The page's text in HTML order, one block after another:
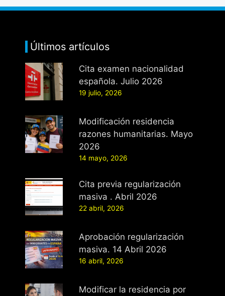
Últimos artículos
Cita examen nacionalidad
española. Julio 2026
19 julio, 2026
Modificación residencia
razones humanitarias. Mayo
2026
14 mayo, 2026
Cita previa regularización
masiva . Abril 2026
22 abril, 2026
Aprobación regularización
masiva. 14 Abril 2026
16 abril, 2026
Modificar la residencia por